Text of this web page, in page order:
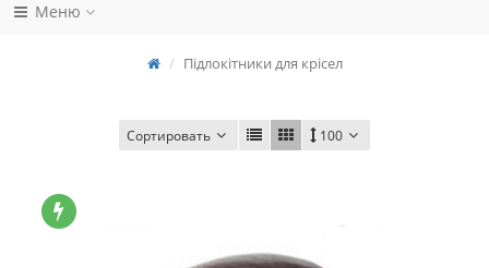
Меню
Підлокітники для крісел
Сортировать 100